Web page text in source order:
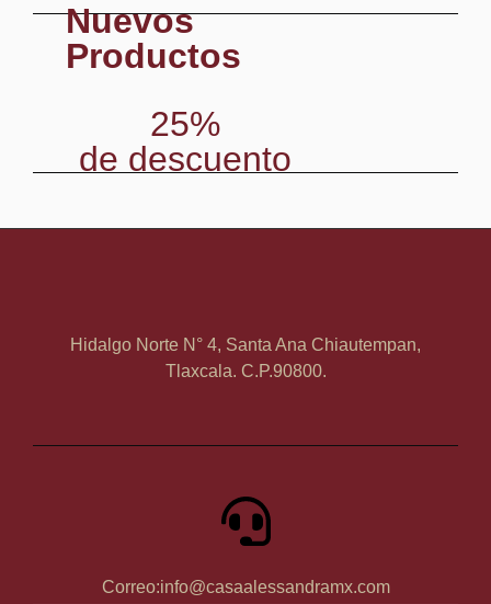
Nuevos
Productos
25%
de descuento
Hidalgo Norte N° 4, Santa Ana Chiautempan,
Tlaxcala. C.P.90800.
Correo:info@casaalessandramx.com